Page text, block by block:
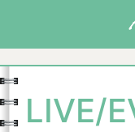
LIVE/